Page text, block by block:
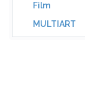
Film
MULTIART